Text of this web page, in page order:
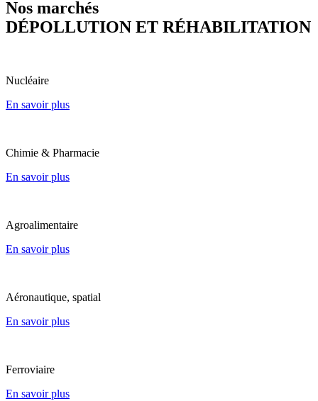
Nos marchés
DÉPOLLUTION ET RÉHABILITATION
Nucléaire
En savoir plus
Chimie & Pharmacie
En savoir plus
Agroalimentaire
En savoir plus
Aéronautique, spatial
En savoir plus
Ferroviaire
En savoir plus